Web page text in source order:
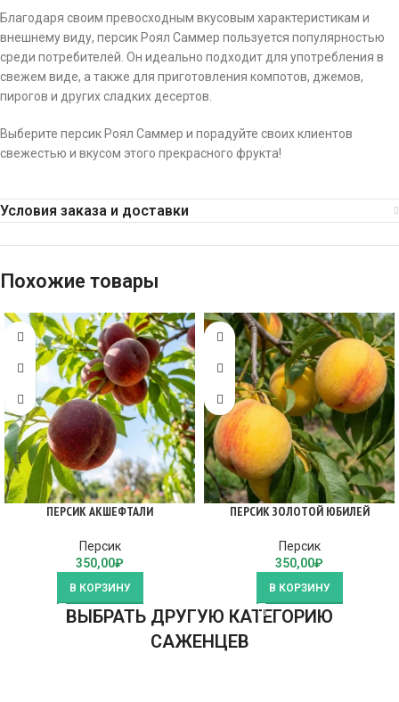
Благодаря своим превосходным вкусовым характеристикам и
внешнему виду, персик Роял Саммер пользуется популярностью
среди потребителей. Он идеально подходит для употребления в
свежем виде, а также для приготовления компотов, джемов,
пирогов и других сладких десертов.
Выберите персик Роял Саммер и порадуйте своих клиентов
свежестью и вкусом этого прекрасного фрукта!
Условия заказа и доставки
Похожие товары
ПЕРСИК АКШЕФТАЛИ
Персик
350,00₽
В КОРЗИНУ
ПЕРСИК ЗОЛОТОЙ ЮБИЛЕЙ
Персик
350,00₽
В КОРЗИНУ
ВЫБРАТЬ ДРУГУЮ КАТЕГОРИЮ
САЖЕНЦЕВ